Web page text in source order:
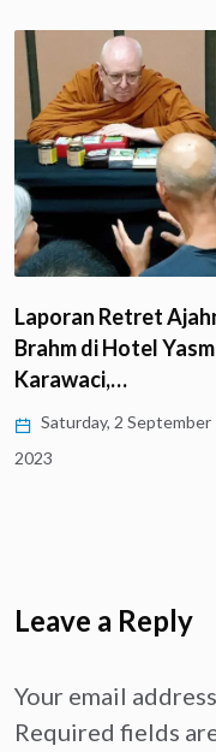
Laporan Retret
Brahm di Hotel
Karawaci,…
Saturday, 2 September
2023
Leave a Reply
Your email
Required fields